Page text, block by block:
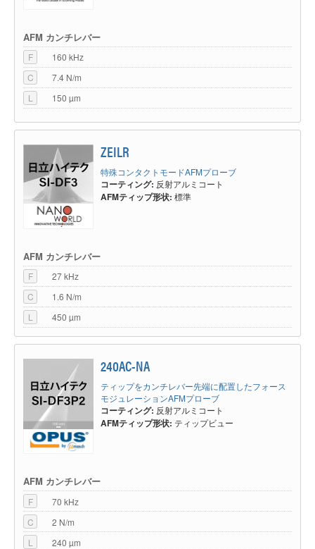
AFM カンチレバー
F
160 kHz
C
7.4 N/m
L
150 µm
ZEILR
特殊コンタクトモードAFMプローブ
コーティング: 反射アルミコート
AFMティップ形状: 標準
AFM カンチレバー
F
27 kHz
C
1.6 N/m
L
450 µm
240AC-NA
ティップをカンチレバー先端に配置したフォース
モジュレーションAFMプローブ
コーティング: 反射アルミコート
AFMティップ形状: ティップビュー
AFM カンチレバー
F
70 kHz
C
2 N/m
L
240 µm